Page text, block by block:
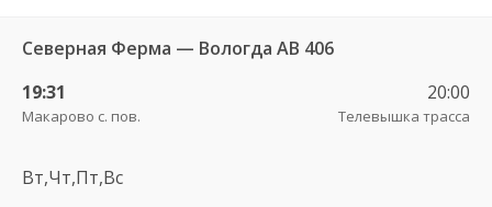
Северная Ферма — Вологда АВ 406
19:31
Макарово с. пов.
20:00
Телевышка трасса
Вт,Чт,Пт,Вс